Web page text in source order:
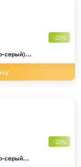
-25%
серый)...
-25%
серый...